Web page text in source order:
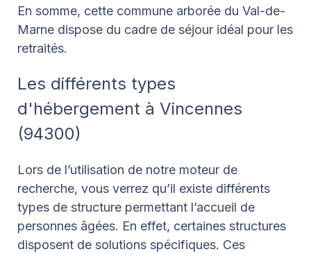
En somme, cette commune arborée du Val-de-
Marne dispose du cadre de séjour idéal pour les
retraités.
Les différents types
d'hébergement à Vincennes
(94300)
Lors de l’utilisation de notre moteur de
recherche, vous verrez qu’il existe différents
types de structure permettant l’accueil de
personnes âgées. En effet, certaines structures
disposent de solutions spécifiques. Ces